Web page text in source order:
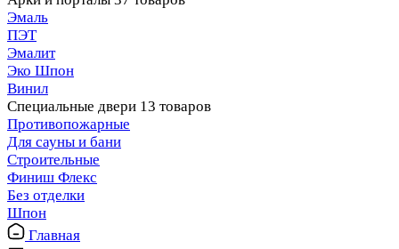
Эмаль
ПЭТ
Эмалит
Эко Шпон
Винил
Специальные двери 13 товаров
Противопожарные
Для сауны и бани
Строительные
Финиш Флекс
Без отделки
Шпон
Главная